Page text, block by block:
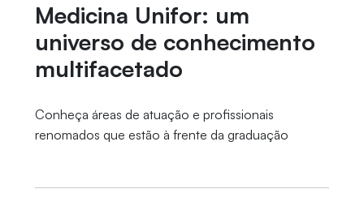
Medicina Unifor: um
universo de conhecimento
multifacetado
Conheça áreas de atuação e profissionais
renomados que estão à frente da graduação